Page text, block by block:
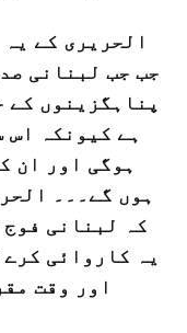
الحریری کے
جب جب لبنانی
پناہگزینوں کے
ہے کیونکہ اس
ہوگی اور ان
ہوں گے۔۔۔
کہ لبنانی
یہ کاروائی
اور وقت